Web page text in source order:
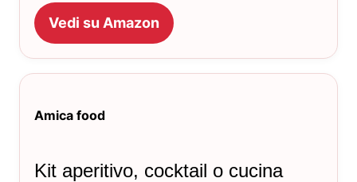
Vedi su Amazon
Amica food
Kit aperitivo, cocktail o cucina